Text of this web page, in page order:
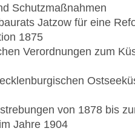
Schutzmaßnahmen
Jatzow für eine
1875
Verordnungen zum
von 1878 bis
Jahre 1904